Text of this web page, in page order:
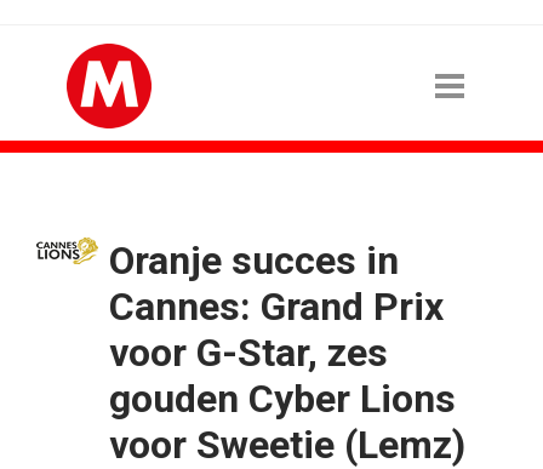
Oranje succes in
Cannes: Grand Prix
voor G-Star, zes
gouden Cyber Lions
voor Sweetie (Lemz)